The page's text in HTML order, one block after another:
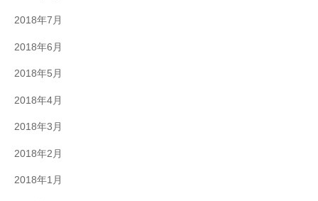
2018年7月
2018年6月
2018年5月
2018年4月
2018年3月
2018年2月
2018年1月